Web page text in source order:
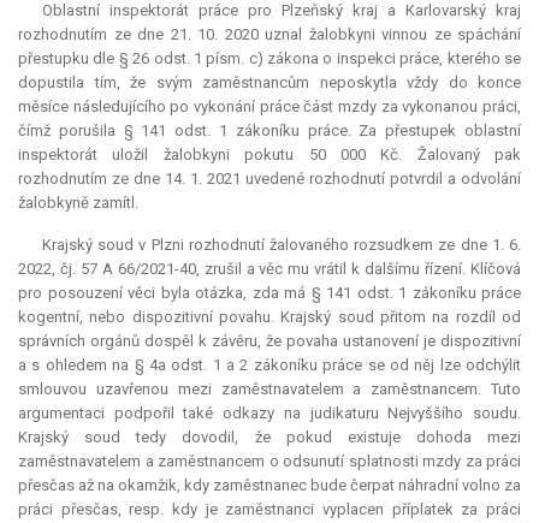
Oblastní inspektorát práce pro Plzeňský kraj a Karlovarský kraj
rozhodnutím ze dne 21. 10. 2020 uznal žalobkyni vinnou ze spáchání
přestupku dle § 26 odst. 1 písm. c) zákona o inspekci práce, kterého se
dopustila tím, že svým zaměstnancům neposkytla vždy do konce
měsíce následujícího po vykonání práce část mzdy za vykonanou práci,
čímž porušila § 141 odst. 1 zákoníku práce. Za přestupek oblastní
inspektorát uložil žalobkyni pokutu 50 000 Kč. Žalovaný pak
rozhodnutím ze dne 14. 1. 2021 uvedené rozhodnutí potvrdil a odvolání
žalobkyně zamítl.
Krajský soud v Plzni rozhodnutí žalovaného rozsudkem ze dne 1. 6.
2022, čj. 57 A 66/2021-40, zrušil a věc mu vrátil k dalšímu řízení. Klíčová
pro posouzení věci byla otázka, zda má § 141 odst. 1 zákoníku práce
kogentní, nebo dispozitivnípovahu. Krajský soud přitom na rozdíl od
správních orgánů dospěl k závěru, že povaha ustanovení je dispozitivní
a s ohledem na § 4a odst. 1 a 2 zákoníku práce se od něj lze odchýlit
smlouvou uzavřenou mezi zaměstnavatelem a zaměstnancem. Tuto
argumentaci podpořil také odkazy na judikaturu Nejvyššího soudu.
Krajský soud tedy dovodil, že pokud existuje dohoda mezi
zaměstnavatelem a zaměstnancem o odsunutí splatnosti mzdy za práci
přesčas až na okamžik, kdy zaměstnanec bude čerpat náhradní volno za
práci přesčas, resp. kdy je zaměstnanci vyplacen příplatek za práci